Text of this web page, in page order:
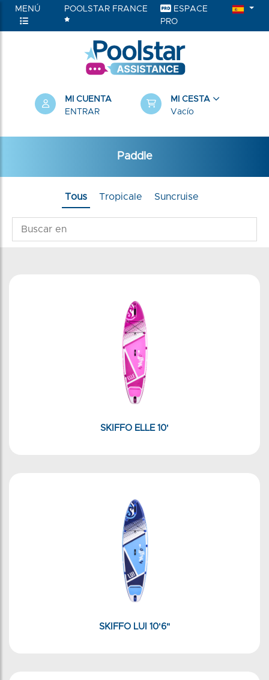
MENÚ POOLSTAR FRANCE
ESPACE
PRO
MI CUENTA
ENTRAR
MI CESTA
Vacío
Paddle
Tous Tropicale Suncruise
SKIFFO ELLE 10'
SKIFFO LUI 10'6"